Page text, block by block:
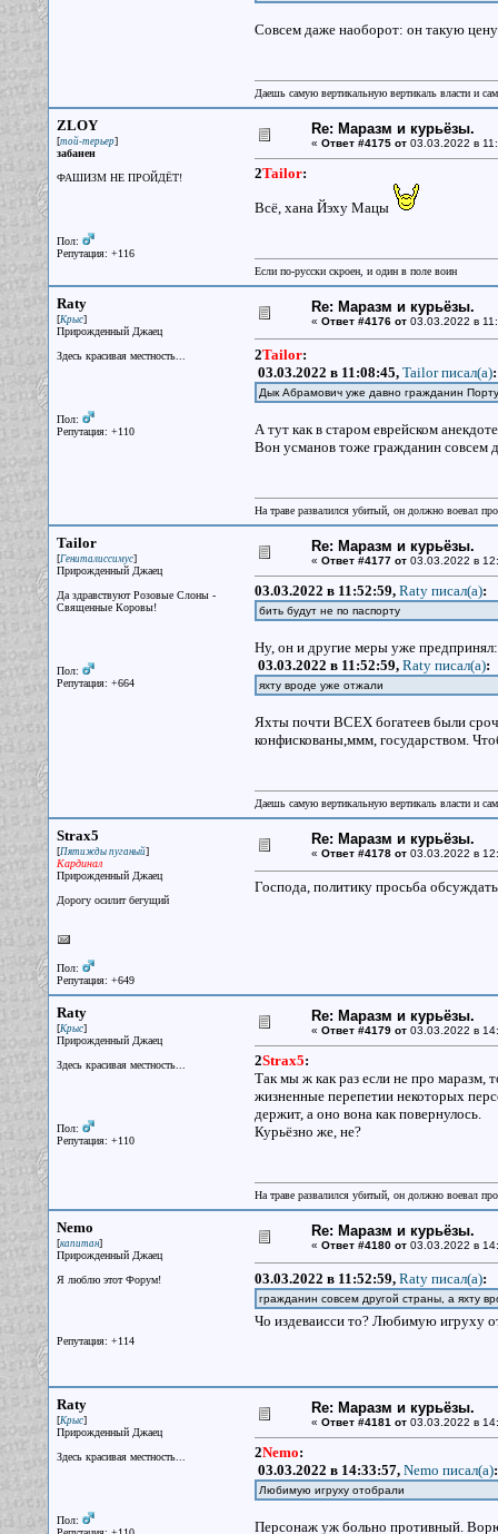
Совсем даже наоборот: он такую
Даешь самую вертикальную вертикаль власти и
ZLOY
[той-терьер]
забанен
ФАШИЗМ НЕ ПРОЙДЁТ!
Пол:
Репутация: +116
Re: Маразм и курьёзы.
« Ответ #4175 от03.03.2022 в
2Tailor:
Всё, хана Йэху Мацы
Если по-русски скроен, и один в поле воин
Raty
[Крыс]
Прирожденный Джаец
Здесь красивая местность...
Пол:
Репутация: +110
Re: Маразм и курьёзы.
« Ответ #4176 от03.03.2022 в
2Tailor:
03.03.2022 в 11:08:45, Tailor писал(a):
Дык Абрамович уже давно гражданин
А тут как в старом еврейском
Вон усманов тоже гражданин совсем
На траве развалился убитый, он должно воевал
Tailor
[Гениталиссимус]
Прирожденный Джаец
Да здравствуют Розовые Слоны -
Священные Коровы!
Пол:
Репутация: +664
Re: Маразм и курьёзы.
« Ответ #4177 от03.03.2022 в
03.03.2022 в 11:52:59, Raty писал(a):
бить будут не по паспорту
Ну, он и другие меры уже
03.03.2022 в 11:52:59, Raty писал(a):
яхту вроде уже отжали
Яхты почти ВСЕХ богатеев были
конфискованы,ммм, государством.
Даешь самую вертикальную вертикаль власти и
Strax5
[Пятижды пуганый]
Кардинал
Прирожденный Джаец
Дорогу осилит бегущий
Пол:
Репутация: +649
Re: Маразм и курьёзы.
« Ответ #4178 от03.03.2022 в
Господа, политику просьба
Raty
[Крыс]
Прирожденный Джаец
Здесь красивая местность...
Пол:
Репутация: +110
Re: Маразм и курьёзы.
« Ответ #4179 от03.03.2022 в
2Strax5:
Так мы ж как раз если не про маразм,
жизненные перепетии некоторых
держит, а оно вона как повернулось.
Курьёзно же, не?
На траве развалился убитый, он должно воевал
Nemo
[капитан]
Прирожденный Джаец
Я люблю этот Форум!
Репутация: +114
Re: Маразм и курьёзы.
« Ответ #4180 от03.03.2022 в
03.03.2022 в 11:52:59, Raty писал(a):
гражданин совсем другой страны, а яхту
Чо издеваисси то? Любимую игруху
Raty
[Крыс]
Прирожденный Джаец
Здесь красивая местность...
Пол:
Re: Маразм и курьёзы.
« Ответ #4181 от03.03.2022 в
2Nemo:
03.03.2022 в 14:33:57, Nemo писал(a):
Любимую игруху отобрали
Персонаж уж больно противный.